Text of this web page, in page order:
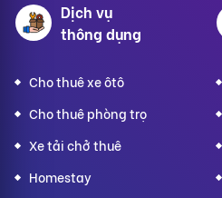
Dịch vụ
thông dụng
Cho thuê xe ôtô
Cho thuê phòng trọ
Xe tải chở thuê
Homestay